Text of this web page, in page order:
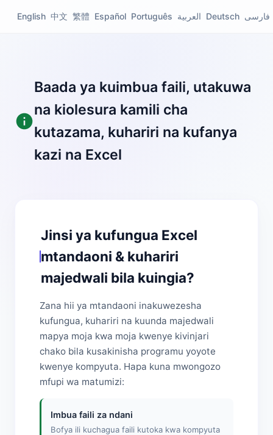
English 中文 繁體 Español Português العربية Deutsch فارسی
Baada ya kuimbua faili, utakuwa
na kiolesura kamili cha
kutazama, kuhariri na kufanya
kazi na Excel
Jinsi ya kufungua Excel
mtandaoni & kuhariri
majedwali bila kuingia?
Zana hii ya mtandaoni inakuwezesha
kufungua, kuhariri na kuunda majedwali
mapya moja kwa moja kwenye kivinjari
chako bila kusakinisha programu yoyote
kwenye kompyuta. Hapa kuna mwongozo
mfupi wa matumizi:
Imbua faili za ndani
Bofya ili kuchagua faili kutoka kwa kompyuta